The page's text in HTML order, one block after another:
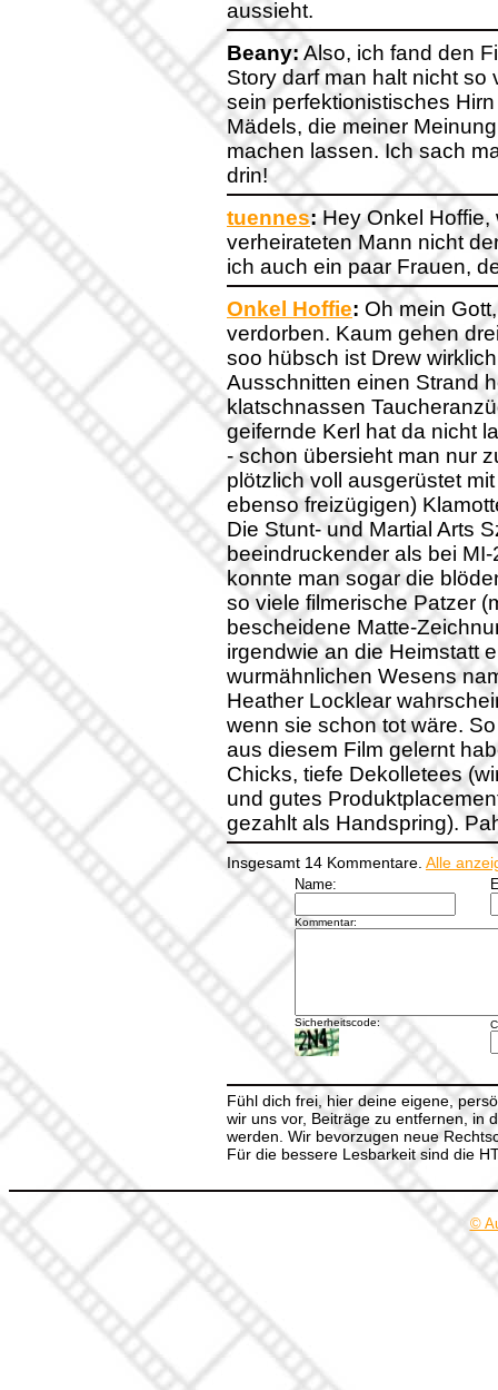
aussieht.
Beany: Also, ich fand den
Story darf man halt nicht so
sein perfektionistisches
Mädels, die meiner
machen lassen. Ich sach
drin!
tuennes:Hey Onkel Hoffie,
verheirateten Mann nicht
ich auch ein paar Frauen,
Onkel Hoffie: Oh mein
verdorben. Kaum gehen
soo hübsch ist Drew
Ausschnitten einen Strand
klatschnassen
geifernde Kerl hat da nicht
- schon übersieht man nur
plötzlich voll ausgerüstet
ebenso freizügigen)
Die Stunt- und Martial Arts
beeindruckender als bei
konnte man sogar die
so viele filmerische Patzer
bescheidene Matte-
irgendwie an die Heimstatt
wurmähnlichen Wesens
Heather Locklear
wenn sie schon tot wäre.
aus diesem Film gelernt
Chicks, tiefe Dekolletees
und gutes
gezahlt als Handspring).
Insgesamt 14 Kommentare. Alle
Name:
Kommentar:
Sicherheitscode:
Fühl dich frei, hier deine eigene,
wir uns vor, Beiträge zu entfernen, in
werden. Wir bevorzugen neue
Für die bessere Lesbarkeit sind die
©